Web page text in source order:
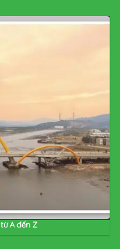
A đến Z